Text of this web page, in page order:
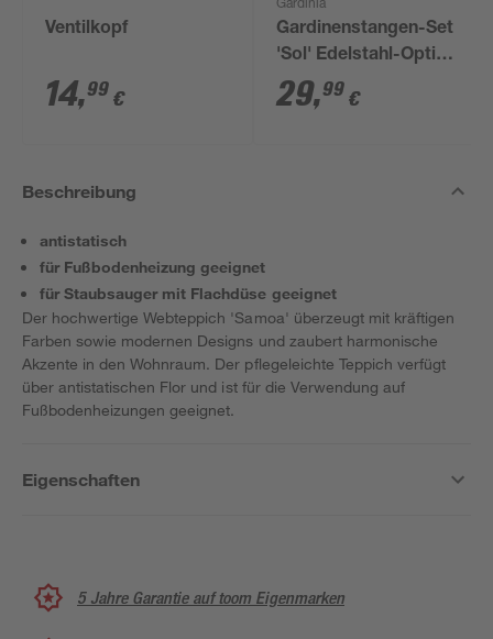
Ventilkopf
14,99 €
Gardinia
Gardinenstangen-Set
'Sol' Edelstahl-Optik
190 - 340 cm
29,99 €
Beschreibung
antistatisch
für Fußbodenheizung geeignet
für Staubsauger mit Flachdüse geeignet
Der hochwertige Webteppich 'Samoa' überzeugt mit kräftigen
Farben sowie modernen Designs und zaubert harmonische
Akzente in den Wohnraum. Der pflegeleichte Teppich verfügt
über antistatischen Flor und ist für die Verwendung auf
Fußbodenheizungen geeignet.
Eigenschaften
5 Jahre Garantie auf toom Eigenmarken